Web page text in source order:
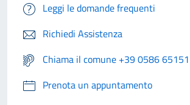
Leggi le domande frequenti
Richiedi Assistenza
Chiama il comune +39 0586
Prenota un appuntamento